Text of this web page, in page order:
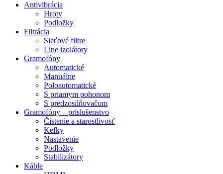
PreskočiťAntivibrácia
Hroty
Podložky
Filtrácia
Sieťové filtre
Line izolátory
Gramofóny
Automatické
Manuálne
Poloautomatické
S priamym pohonom
S predzosilňovačom
Gramofóny – príslušenstvo
Čistenie a starostlivosť
Kefky
Nastavenie
Podložky
Stabilizátory
Káble